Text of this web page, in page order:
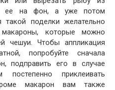
ее на фон, а уже потом
поделки желательно
макароны, которые можно
чешуи. Чтобы аппликация
попробуйте сначала
подправить его в случае
приклеивать
макарон вам также